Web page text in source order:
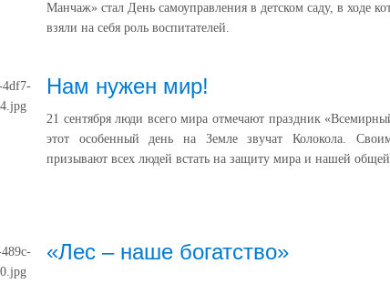
Манчаж» стал День самоуправления в детском саду, в ходе
взяли на себя роль воспитателей.
Нам нужен мир!
21 сентября люди всего мира отмечают праздник
этот особенный день на Земле звучат Колокола.
призывают всех людей встать на защиту мира и нашей
«Лес – наше богатство»